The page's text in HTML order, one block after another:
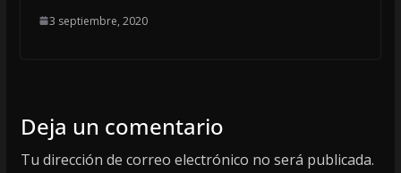
3 septiembre, 2020
Deja un comentario
Tu dirección de correo electrónico no será publicada.